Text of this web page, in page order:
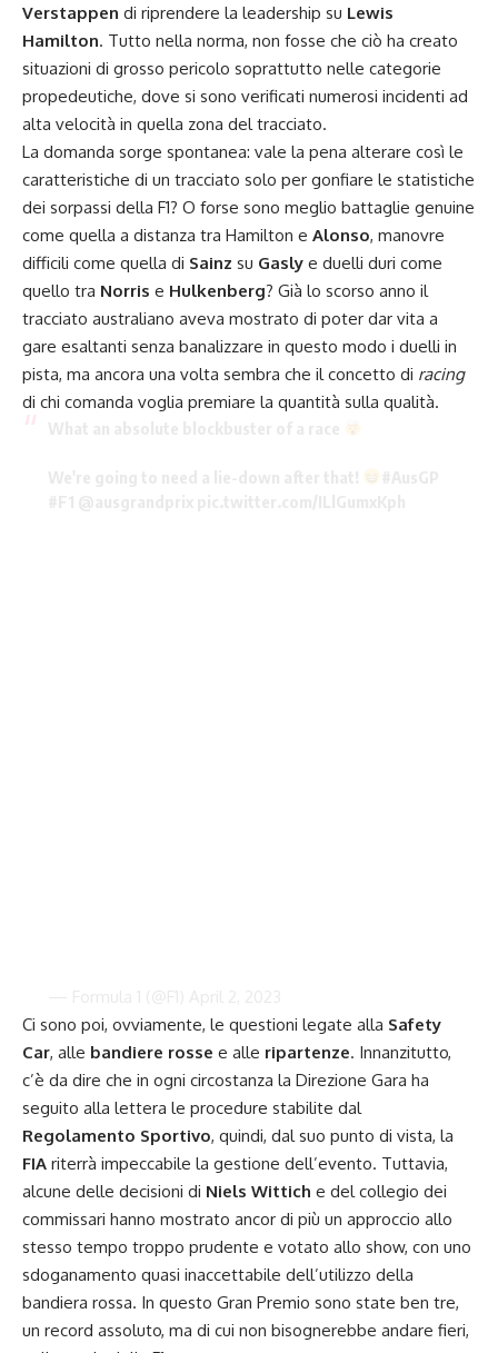
Verstappen di riprendere la leadership su Lewis
Hamilton. Tutto nella norma, non fosse che ciò ha creato
situazioni di grosso pericolo soprattutto nelle categorie
propedeutiche, dove si sono verificati numerosi incidenti ad
alta velocità in quella zona del tracciato.
La domanda sorge spontanea: vale la pena alterare così le
caratteristiche di un tracciato solo per gonfiare le statistiche
dei sorpassi della F1? O forse sono meglio battaglie genuine
come quella a distanza tra Hamilton e Alonso, manovre
difficili come quella di Sainz su Gasly e duelli duri come
quello tra Norris e Hulkenberg? Già lo scorso anno il
tracciato australiano aveva mostrato di poter dar vita a
gare esaltanti senza banalizzare in questo modo i duelli in
pista, ma ancora una volta sembra che il concetto di racing
di chi comanda voglia premiare la quantità sulla qualità.
Ci sono poi, ovviamente, le questioni legate alla Safety
Car, alle bandiere rosse e alle ripartenze. Innanzitutto,
c’è da dire che in ogni circostanza la Direzione Gara ha
seguito alla lettera le procedure stabilite dal
Regolamento Sportivo, quindi, dal suo punto di vista, la
FIA riterrà impeccabile la gestione dell’evento. Tuttavia,
alcune delle decisioni di Niels Wittich e del collegio dei
commissari hanno mostrato ancor di più un approccio allo
stesso tempo troppo prudente e votato allo show, con uno
sdoganamento quasi inaccettabile dell’utilizzo della
bandiera rossa. In questo Gran Premio sono state ben tre,
un record assoluto, ma di cui non bisognerebbe andare fieri,